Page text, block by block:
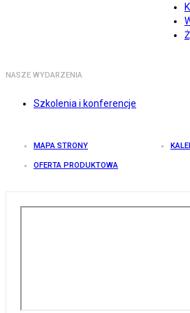
NASZE WYDARZENIA
Szkolenia i konferencje
MAPA STRONY
OFERTA PRODUKTOWA